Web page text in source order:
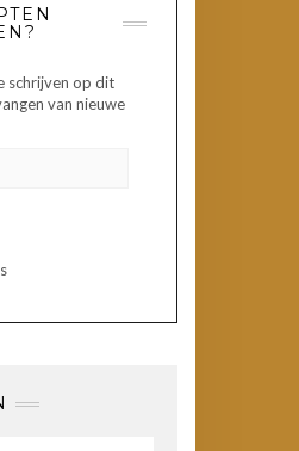
schrijven op dit
van nieuwe